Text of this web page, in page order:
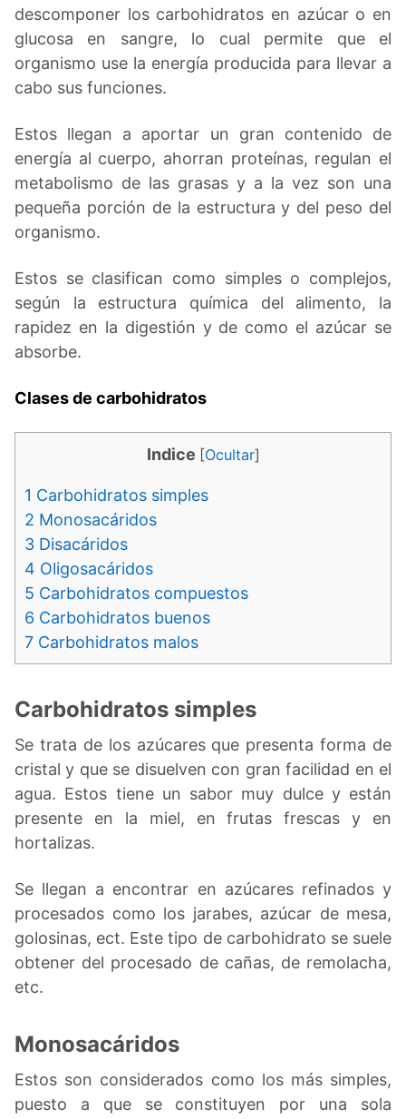
descomponer los carbohidratos en azúcar o en
glucosa en sangre, lo cual permite que el
organismo use la energía producida para llevar a
cabo sus funciones.
Estos llegan a aportar un gran contenido de
energía al cuerpo, ahorran proteínas, regulan el
metabolismo de las grasas y a la vez son una
pequeña porción de la estructura y del peso del
organismo.
Estos se clasifican como simples o complejos,
según la estructura química del alimento, la
rapidez en la digestión y de como el azúcar se
absorbe.
Clases de carbohidratos
Indice [Ocultar]
1 Carbohidratos simples
2 Monosacáridos
3 Disacáridos
4 Oligosacáridos
5 Carbohidratos compuestos
6 Carbohidratos buenos
7 Carbohidratos malos
Carbohidratos simples
Se trata de los azúcares que presenta forma de
cristal y que se disuelven con gran facilidad en el
agua. Estos tiene un sabor muy dulce y están
presente en la miel, en frutas frescas y en
hortalizas.
Se llegan a encontrar en azúcares refinados y
procesados como los jarabes, azúcar de mesa,
golosinas, ect. Este tipo de carbohidrato se suele
obtener del procesado de cañas, de remolacha,
etc.
Monosacáridos
Estos son considerados como los más simples,
puesto a que se constituyen por una sola